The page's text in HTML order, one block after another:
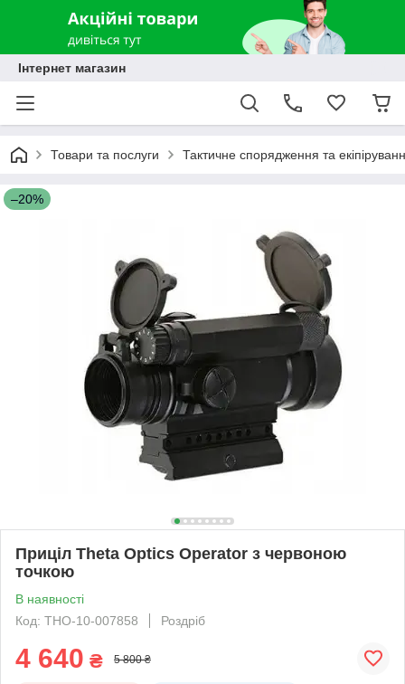
Інтернет магазин
Товари та послуги Тактичне спорядження та
–20%
Приціл Theta Optics Operator з червоною
точкою
В наявності
Код: THO-10-007858
Роздріб
4 640 ₴ 5 800 ₴